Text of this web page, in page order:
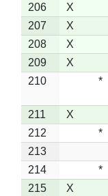
206
X
207
X
208
X
209
X
210
*
211
X
212
*
213
214
*
215
X